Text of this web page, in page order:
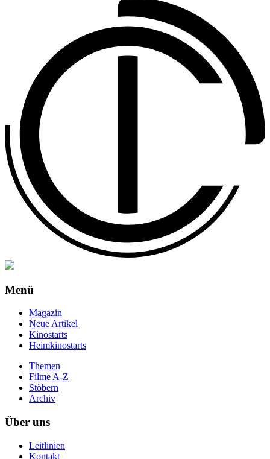
Menü
Magazin
Neue Artikel
Kinostarts
Heimkinostarts
Themen
Filme A-Z
Stöbern
Archiv
Über uns
Leitlinien
Kontakt